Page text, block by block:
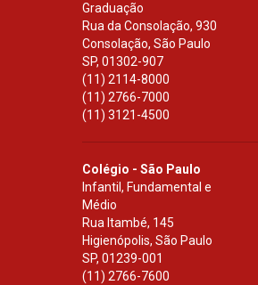
Graduação
Rua da Consolação, 930
Consolação, São Paulo
SP, 01302-907
(11) 2114-8000
(11) 2766-7000
(11) 3121-4500
Colégio - São Paulo
Infantil, Fundamental e
Médio
Rua Itambé, 145
Higienópolis, São Paulo
SP, 01239-001
(11) 2766-7600